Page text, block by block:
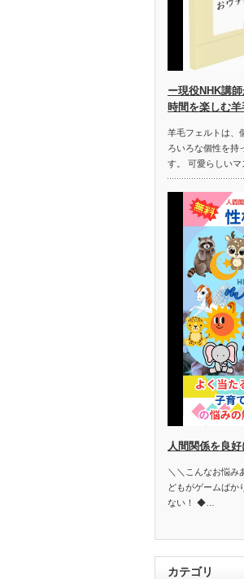
ー現役NHK講
時間を楽しむ羊
羊毛フェルトは、
ろいろな個性を持
す。 可愛らしいマ
人間関係を良
＼＼こんなお悩
どもがゲームばか
ない！ ◆…
カテゴリ